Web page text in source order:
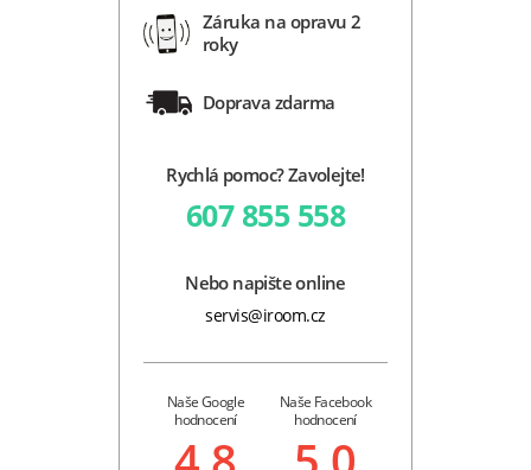
Záruka na opravu 2
roky
Doprava zdarma
Rychlá pomoc? Zavolejte!
607 855 558
Nebo napište online
servis@iroom.cz
Naše Google
hodnocení
Naše Facebook
hodnocení